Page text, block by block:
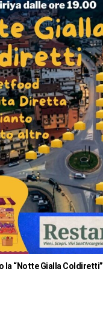
la “Notte Gialla Coldiretti”